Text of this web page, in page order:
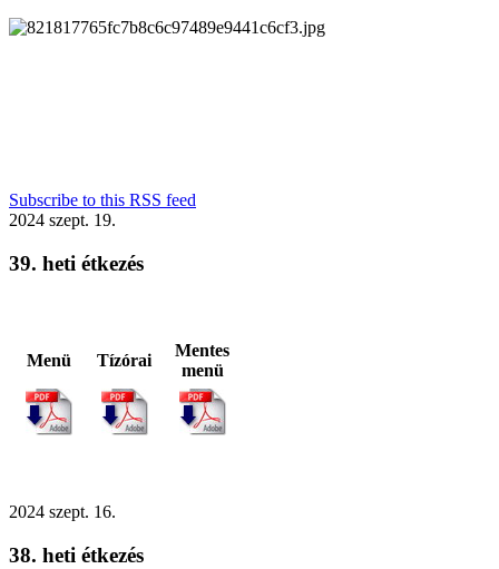
Subscribe to this RSS feed
2024 szept. 19.
39. heti étkezés
Menü Tízórai
Mentes
menü
2024 szept. 16.
38. heti étkezés